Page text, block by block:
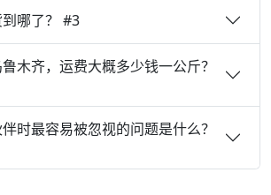
哪了？ #3
木齐，运费大概多少钱一公斤？
时最容易被忽视的问题是什么？